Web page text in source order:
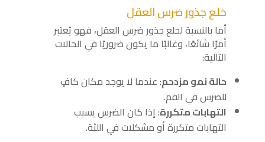
خلع جذور ضرس العقل
أما بالنسبة لخلع جذور ضرس العقل، فهو يُعتبر
أمرًا شائعًا، وغالبًا ما يكون ضروريًا في الحالات
التالية:
حالة نمو مزدحم: عندما لا يوجد مكان كافٍ
للضرس في الفم.
التهابات متكررة: إذا كان الضرس يسبب
التهابات متكررة أو مشكلات في اللثة.